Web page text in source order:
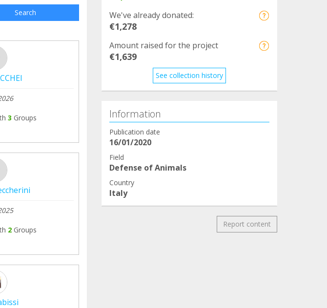
Search
3 Groups
2 Groups
We've already donated:
€1,278
Amount raised for the project
€1,639
See collection history
Information
Publication date
16/01/2020
Field
Defense of Animals
Country
Italy
Report content